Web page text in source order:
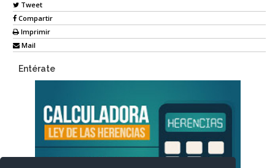
Tweet
Compartir
Imprimir
Mail
Entérate